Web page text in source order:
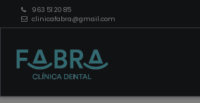
963 51 20 85
clinicafabra@gmail.com